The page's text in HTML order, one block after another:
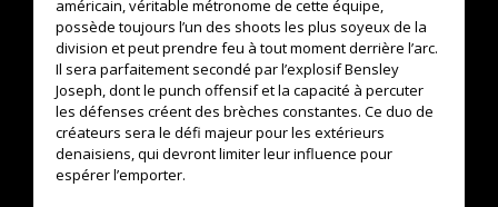
américain, véritable métronome de cette équipe,
possède toujours l’un des shoots les plus soyeux de la
division et peut prendre feu à tout moment derrière l’arc.
Il sera parfaitement secondé par l’explosif Bensley
Joseph, dont le punch offensif et la capacité à percuter
les défenses créent des brèches constantes. Ce duo de
créateurs sera le défi majeur pour les extérieurs
denaisiens, qui devront limiter leur influence pour
espérer l’emporter.